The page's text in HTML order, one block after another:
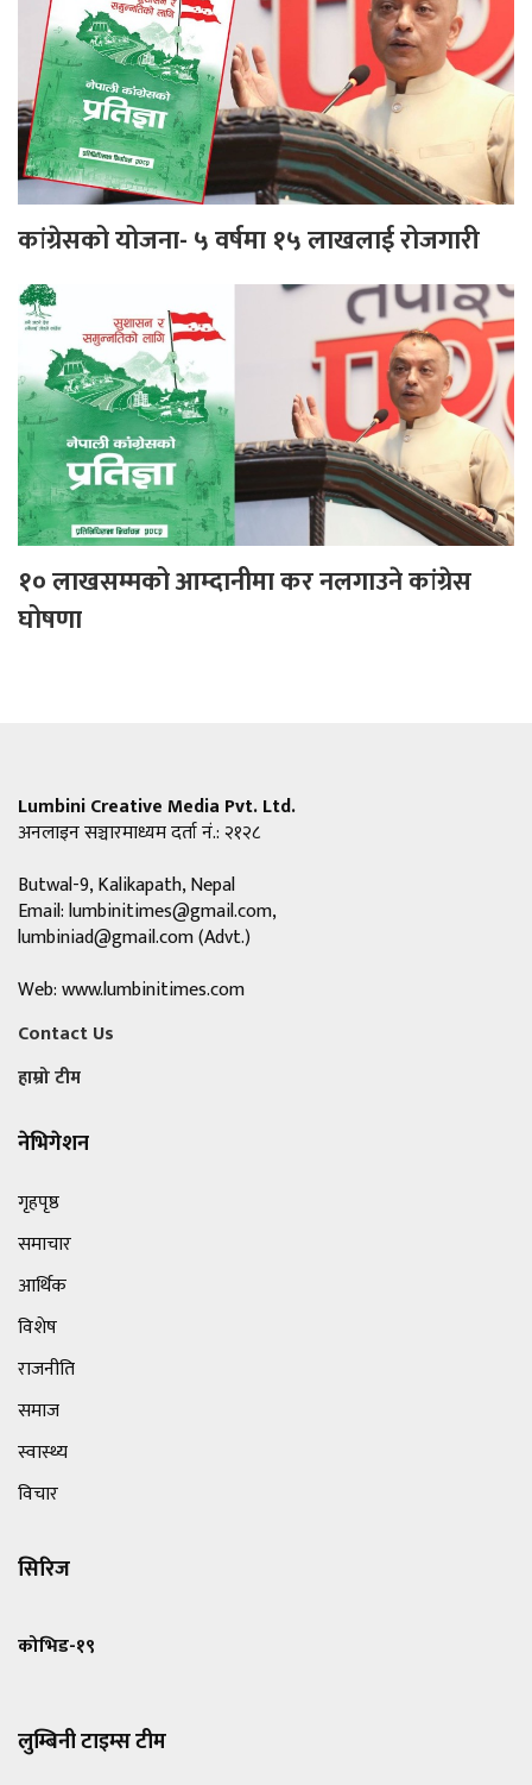
कांग्रेसको योजना- ५ वर्षमा १५ लाखलाई रोजगारी
१० लाखसम्मको आम्दानीमा कर नलगाउने कांग्रेस
घोषणा
Lumbini Creative Media Pvt. Ltd.
अनलाइन सञ्चारमाध्यम दर्ता नं.: २१२८
Butwal-9, Kalikapath, Nepal
Email:lumbinitimes@gmail.com,
lumbiniad@gmail.com(Advt.)
Web: www.lumbinitimes.com
Contact Us
हाम्रो टीम
नेभिगेशन
गृहपृष्ठ
समाचार
आर्थिक
विशेष
राजनीति
समाज
स्वास्थ्य
विचार
सिरिज
कोभिड-१९
लुम्बिनी टाइम्स टीम